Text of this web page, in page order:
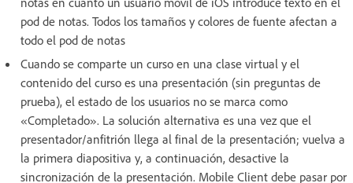
pod de notas. Todos los tamaños y colores de fuente afectan a
todo el pod de notas
Cuando se comparte un curso en una clase virtual y el
contenido del curso es una presentación (sin preguntas de
prueba), el estado de los usuarios no se marca como
«Completado». La solución alternativa es una vez que el
presentador/anfitrión llega al final de la presentación; vuelva a
la primera diapositiva y, a continuación, desactive la
sincronización de la presentación. Mobile Client debe pasar por